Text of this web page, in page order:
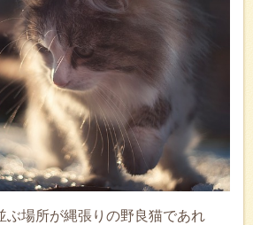
ぶ場所が縄張りの野良猫であれ